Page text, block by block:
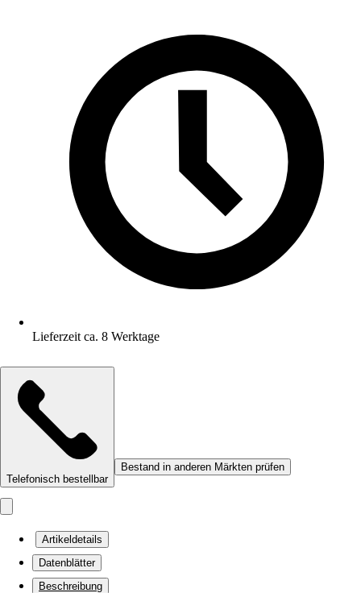
Lieferzeit ca. 8 Werktage
Telefonisch bestellbar
Bestand in anderen Märkten prüfen
Artikeldetails
Datenblätter
Beschreibung